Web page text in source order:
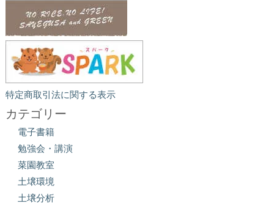
特定商取引法に関する表示
カテゴリー
電子書籍
勉強会・講演
菜園教室
土壌環境
土壌分析